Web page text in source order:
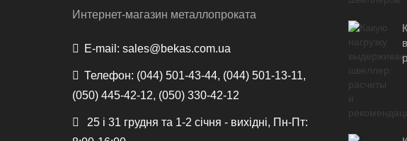
Интернет-магазин металлопроката
E-mail: sales@bekas.com.ua
Телефон: (044) 501-43-44, (044) 501-13-11,
(050) 445-42-12, (050) 330-42-12
25 і 31 грудня та 1-2 січня - вихідні, Пн-Пт: